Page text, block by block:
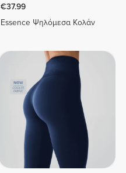
€37.99
Essence Ψηλόμεσα Κολάν